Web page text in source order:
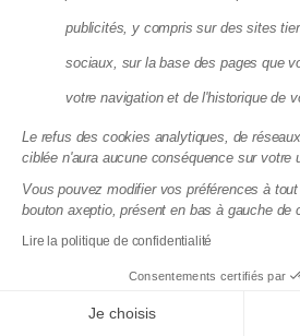
Ressources
Guides Pratiques
Espace Presse
Histoire
Carrière
Espace client
Obtenir un devis
publicités, y compris sur des sites
sociaux, sur la base des pages que
votre navigation et de l'historique de
Le refus des cookies analytiques, de
ciblée n'aura aucune conséquence sur votre
Vous pouvez modifier vos préférences à
bouton axeptio, présent en bas à gauche de
Lire la politique de confidentialité
Consentements certifiés par
Je choisis